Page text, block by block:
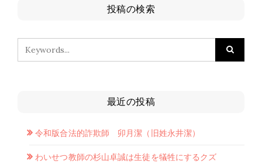
投稿の検索
最近の投稿
令和版合法的詐欺師 卯月潔（旧姓永井潔）
わいせつ教師の杉山卓誠は生徒を犠牲にするクズ